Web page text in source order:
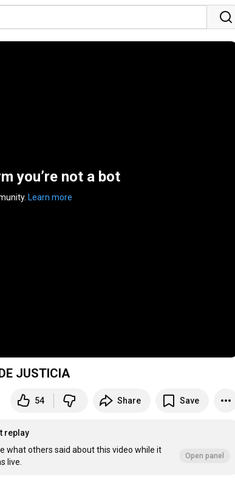
you’re not a bot
Learn more
JUSTICIA
54 Share Save
replay
what others said about this video while it
live.
Open panel